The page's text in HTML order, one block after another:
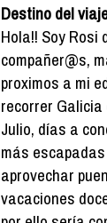
Destino del
Hola!! Soy Rosi
compañer@s,
proximos a mi
recorrer
Julio, días a
más
aprovechar
vacaciones